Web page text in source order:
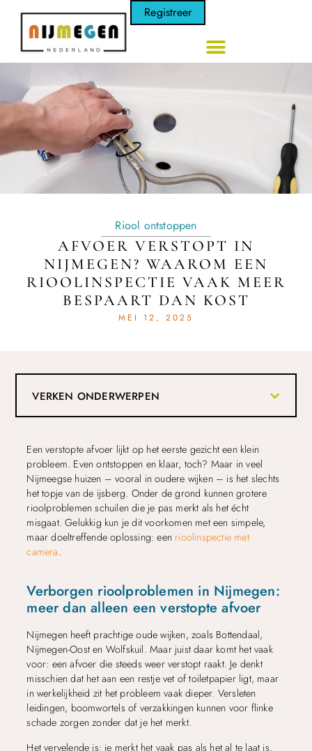
Registreer
Riool ontstoppen
AFVOER VERSTOPT IN
NIJMEGEN? WAAROM EEN
RIOOLINSPECTIE VAAK MEER
BESPAART DAN KOST
MEI 12, 2025
Een verstopte afvoer lijkt op het eerste gezicht een klein
probleem. Even ontstoppen en klaar, toch? Maar in veel
Nijmeegse huizen – vooral in oudere wijken – is het slechts
het topje van de ijsberg. Onder de grond kunnen grotere
rioolproblemen schuilen die je pas merkt als het écht
misgaat. Gelukkig kun je dit voorkomen met een simpele,
maar doeltreffende oplossing: een rioolinspectie met
camera.
Verborgen rioolproblemen in Nijmegen:
meer dan alleen een verstopte afvoer
Nijmegen heeft prachtige oude wijken, zoals Bottendaal,
Nijmegen-Oost en Wolfskuil. Maar juist daar komt het vaak
voor: een afvoer die steeds weer verstopt raakt. Je denkt
misschien dat het aan een restje vet of toiletpapier ligt, maar
in werkelijkheid zit het probleem vaak dieper. Versleten
leidingen, boomwortels of verzakkingen kunnen voor flinke
schade zorgen zonder dat je het merkt.
Het vervelende is: je merkt het vaak pas als het al te laat is.
VERKEN ONDERWERPEN